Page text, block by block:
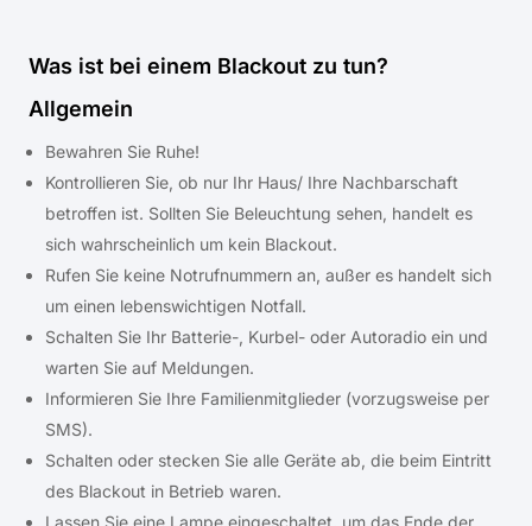
Was ist bei einem Blackout zu tun?
Allgemein
Bewahren Sie Ruhe!
Kontrollieren Sie, ob nur Ihr Haus/ Ihre Nachbarschaft
betroffen ist. Sollten Sie Beleuchtung sehen, handelt es
sich wahrscheinlich um kein Blackout.
Rufen Sie keine Notrufnummern an, außer es handelt sich
um einen lebenswichtigen Notfall.
Schalten Sie Ihr Batterie-, Kurbel- oder Autoradio ein und
warten Sie auf Meldungen.
Informieren Sie Ihre Familienmitglieder (vorzugsweise per
SMS).
Schalten oder stecken Sie alle Geräte ab, die beim Eintritt
des Blackout in Betrieb waren.